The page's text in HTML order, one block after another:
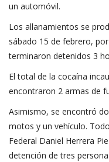
un automóvil.
Los allanamientos se
sábado 15 de febrero,
terminaron detenidos 3
El total de la cocaína
encontraron 2 armas de
Asimismo, se encontró
motos y un vehículo.
Federal Daniel Herrera
detención de tres